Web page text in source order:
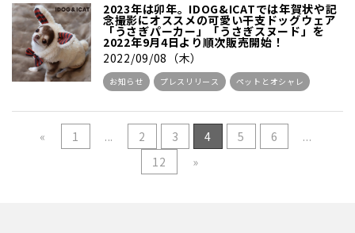
2023年は卯年。IDOG&ICATでは年賀状や記
念撮影にオススメの可愛い干支ドッグウェア
「うさぎパーカー」「うさぎスヌード」を
2022年9月4日より順次販売開始！
2022/09/08（木）
お知らせ プレスリリース ペットとオシャレ
« 1 ... 2 3 4 5 6
...
12
»